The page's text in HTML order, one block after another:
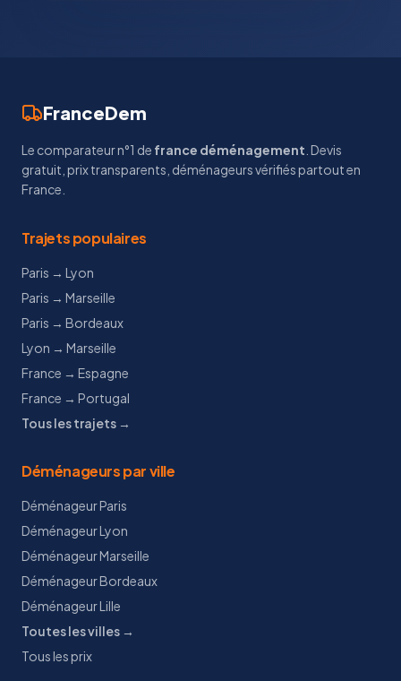
FranceDem
Le comparateur n°1 de france déménagement . Devis
gratuit, prix transparents, déménageurs vérifiés partout en
France.
Trajets populaires
Paris → Lyon
Paris → Marseille
Paris → Bordeaux
Lyon → Marseille
France → Espagne
France → Portugal
Tous les trajets →
Déménageurs par ville
Déménageur Paris
Déménageur Lyon
Déménageur Marseille
Déménageur Bordeaux
Déménageur Lille
Toutes les villes →
Tous les prix